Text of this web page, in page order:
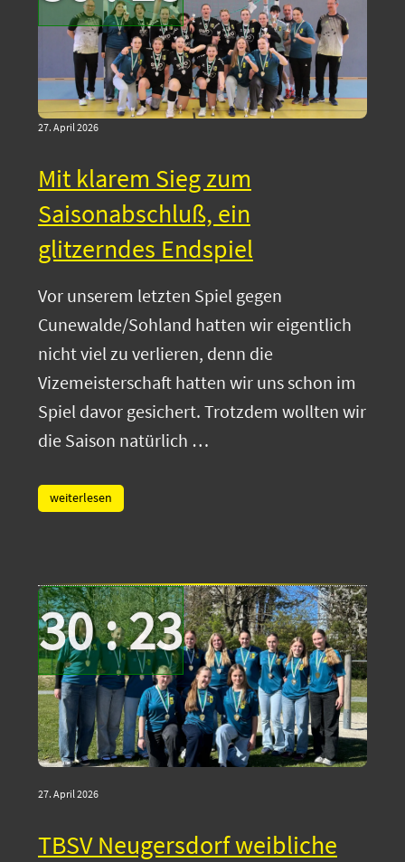
27. April 2026
Mit klarem Sieg zum
Saisonabschluß, ein
glitzerndes Endspiel
Vor unserem letzten Spiel gegen
Cunewalde/Sohland hatten wir eigentlich
nicht viel zu verlieren, denn die
Vizemeisterschaft hatten wir uns schon im
Spiel davor gesichert. Trotzdem wollten wir
die Saison natürlich …
weiterlesen
30 : 23
27. April 2026
TBSV Neugersdorf weibliche